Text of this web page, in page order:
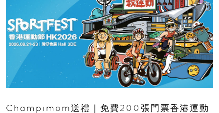
Champimom送禮｜免費200張門票香港運動